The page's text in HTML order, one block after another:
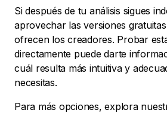
Si después de tu análisis sigues
aprovechar las versiones
ofrecen los creadores. Probar
directamente puede darte
cuál resulta más intuitiva y
necesitas.
Para más opciones, explora